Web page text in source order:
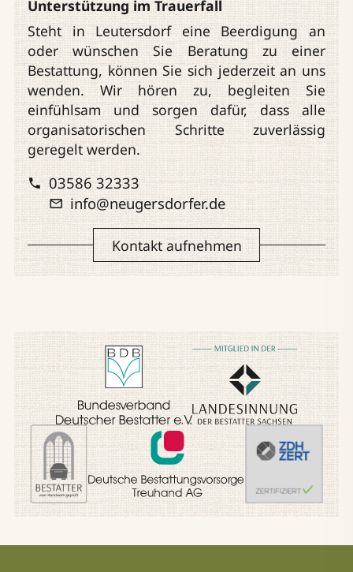
Unterstützung im Trauerfall
Steht in Leutersdorf eine Beerdigung an
oder wünschen Sie Beratung zu einer
Bestattung, können Sie sich jederzeit an uns
wenden. Wir hören zu, begleiten Sie
einfühlsam und sorgen dafür, dass alle
organisatorischen Schritte zuverlässig
geregelt werden.
03586 32333
info@neugersdorfer.de
Kontakt aufnehmen